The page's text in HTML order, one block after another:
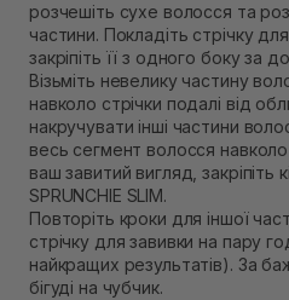
розчешіть сухе волосся та
частини. Покладіть стрічку
закріпіть її з одного боку за
Візьміть невелику частину
навколо стрічки подалі від
накручувати інші частини
весь сегмент волосся
ваш завитий вигляд, закріпіть
SPRUNCHIE SLIM.
Повторіть кроки для іншої
стрічку для завивки на пару
найкращих результатів). За
бігуді на чубчик.